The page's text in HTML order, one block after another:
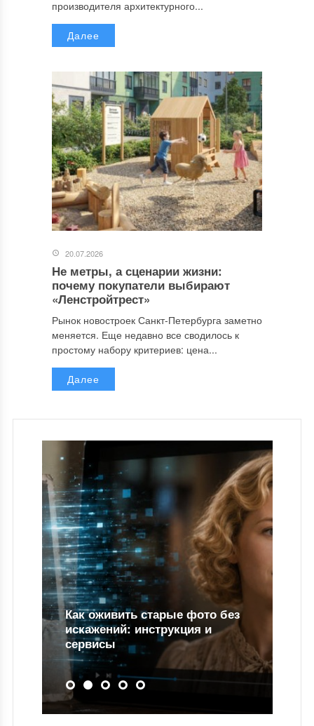
производителя архитектурного...
Далее
20.07.2026
Не метры, а сценарии жизни:
почему покупатели выбирают
«Ленстройтрест»
Рынок новостроек Санкт-Петербурга заметно
меняется. Еще недавно все сводилось к
простому набору критериев: цена...
Далее
Как оживить старые фото без
искажений: инструкция и
сервисы